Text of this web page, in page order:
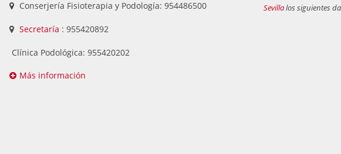
Conserjería Fisioterapia y Podología: 954486500
Secretaría : 955420892
Clínica Podológica: 955420202
Más información
Sevillalos siguientes